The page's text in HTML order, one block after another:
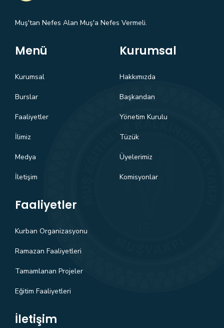
Muş'tan Nefes Alan Muş'a Nefes Vermeli.
Menü
Kurumsal
Burslar
Faaliyetler
İlimiz
Medya
İletişim
Kurumsal
Hakkımızda
Başkandan
Yönetim Kurulu
Tüzük
Üyelerimiz
Komisyonlar
Faaliyetler
Kurban Organizasyonu
Ramazan Faaliyetleri
Tamamlanan Projeler
Eğitim Faaliyetleri
İletişim